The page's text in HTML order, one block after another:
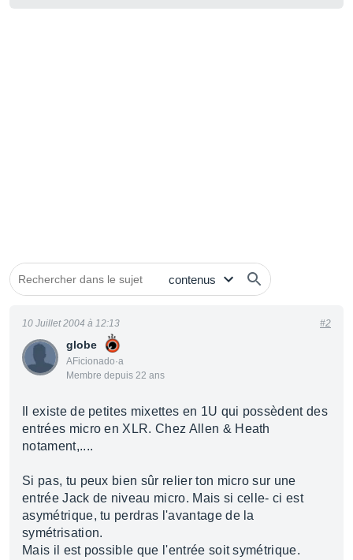
globe
AFicionado·a
Membre depuis 22 ans
10 Juillet 2004 à 12:13 #2
Il existe de petites mixettes en 1U qui possèdent des
entrées micro en XLR. Chez Allen & Heath
notament,....
Si pas, tu peux bien sûr relier ton micro sur une
entrée Jack de niveau micro. Mais si celle- ci est
asymétrique, tu perdras l'avantage de la
symétrisation.
Mais il est possible que l'entrée soit symétrique.